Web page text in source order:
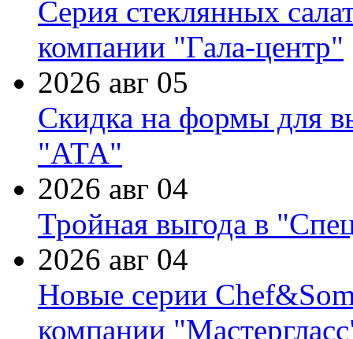
Серия стеклянных
компании "Гала-центр"
2026 авг 05
Скидка на формы для
"АТА"
2026 авг 04
Тройная выгода в
2026 авг 04
Новые серии
компании